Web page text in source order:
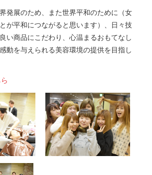
発展のため、また世界平和のために（女
が平和につながると思います）、日々技
い商品にこだわり、心温まるおもてなし
動を与えられる美容環境の提供を目指し